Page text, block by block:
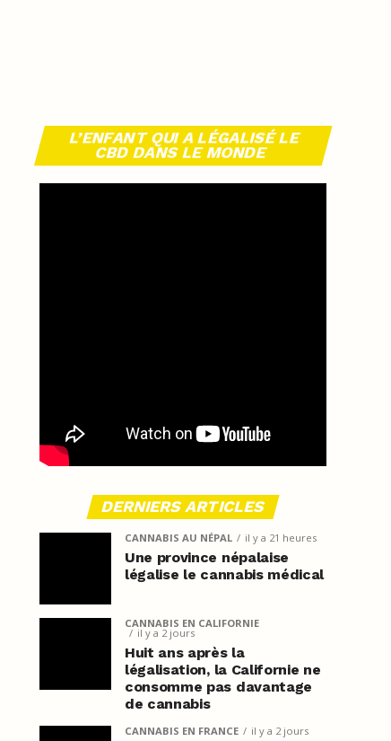
L’ENFANT QUI A LÉGALISÉ LE
CBD DANS LE MONDE
DERNIERS ARTICLES
CANNABIS AU NÉPAL il y a 21 heures
Une province népalaise
légalise le cannabis médical
CANNABIS EN CALIFORNIE
il y a 2 jours
Huit ans après la
légalisation, la Californie ne
consomme pas davantage
de cannabis
CANNABIS EN FRANCE il y a 2 jours